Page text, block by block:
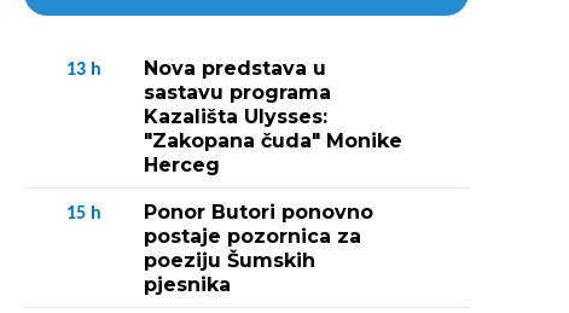
13 h
Nova predstava u
sastavu programa
Kazališta Ulysses:
"Zakopana čuda" Monike
Herceg
15 h
Ponor Butori ponovno
postaje pozornica za
poeziju Šumskih
pjesnika